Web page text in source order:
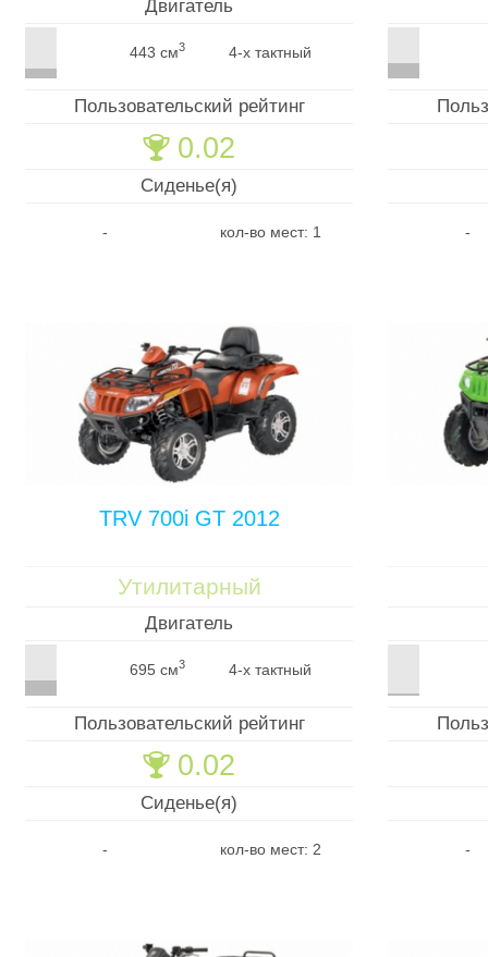
Двигатель
443 см3 4-х тактный
Пользовательский рейтинг
🏆 0.02
Сиденье(я)
- кол-во мест: 1 -
TRV 700i GT 2012
Утилитарный
Двигатель
695 см3 4-х тактный
Пользовательский рейтинг
🏆 0.02
Сиденье(я)
- кол-во мест: 2 -